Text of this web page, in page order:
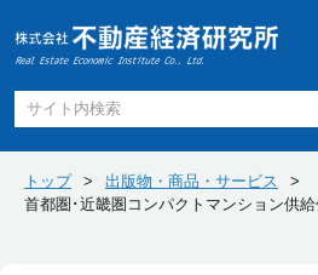
トップ
出版物・商品・サービス
首都圏･近畿圏コンパクトマンション供